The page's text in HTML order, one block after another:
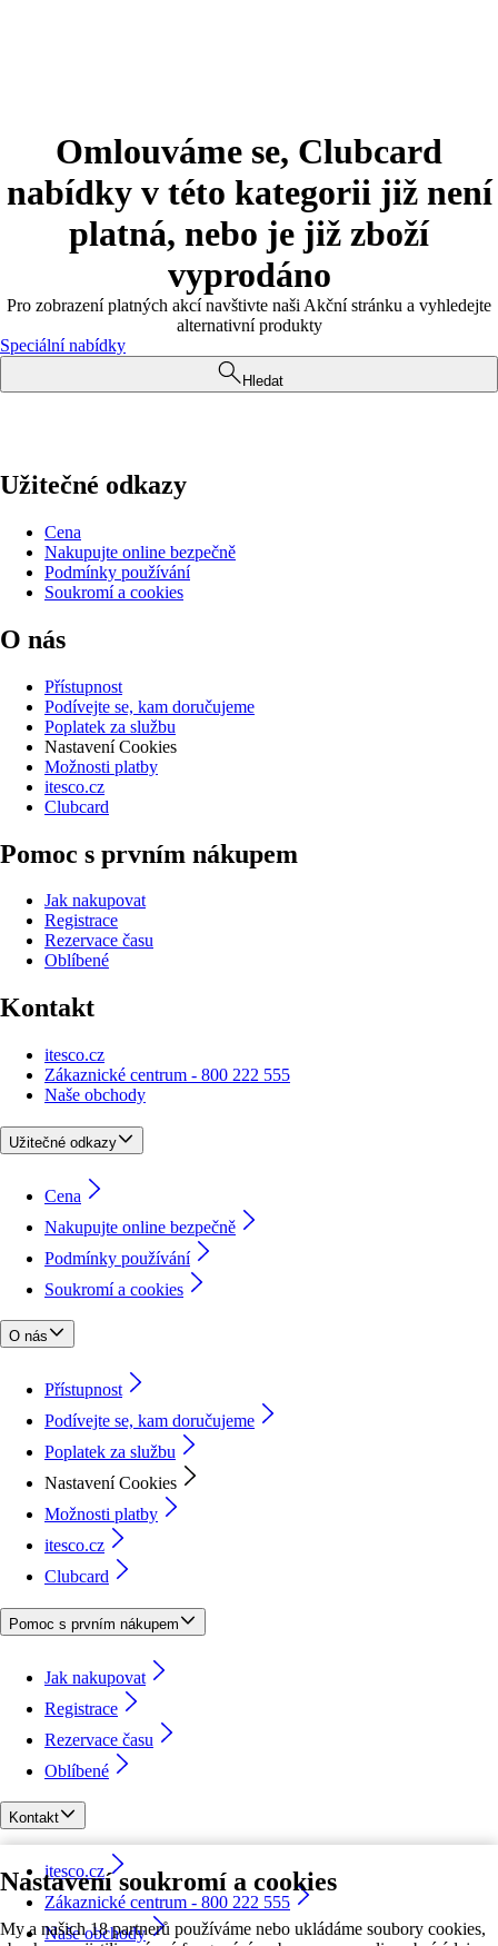
Nastavení soukromí a cookies
My a našich 18 partnerů používáme nebo ukládáme soubory cookies,
Omlouváme se, Clubcard
nabídky v této kategorii již není
platná, nebo je již zboží
vyprodáno
Pro zobrazení platných akcí navštivte naši Akční stránku a vyhledejte
alternativní produkty
Speciální nabídky
Hledat
Užitečné odkazy
Cena
Nakupujte online bezpečně
Podmínky používání
Soukromí a cookies
O nás
Přístupnost
Podívejte se, kam doručujeme
Poplatek za službu
Nastavení Cookies
Možnosti platby
itesco.cz
Clubcard
Pomoc s prvním nákupem
Jak nakupovat
Registrace
Rezervace času
Oblíbené
Kontakt
itesco.cz
Zákaznické centrum - 800 222 555
Naše obchody
Užitečné odkazy
Cena
Nakupujte online bezpečně
Podmínky používání
Soukromí a cookies
O nás
Přístupnost
Podívejte se, kam doručujeme
Poplatek za službu
Nastavení Cookies
Možnosti platby
itesco.cz
Clubcard
Pomoc s prvním nákupem
Jak nakupovat
Registrace
Rezervace času
Oblíbené
Kontakt
itesco.cz
Zákaznické centrum - 800 222 555
Naše obchody